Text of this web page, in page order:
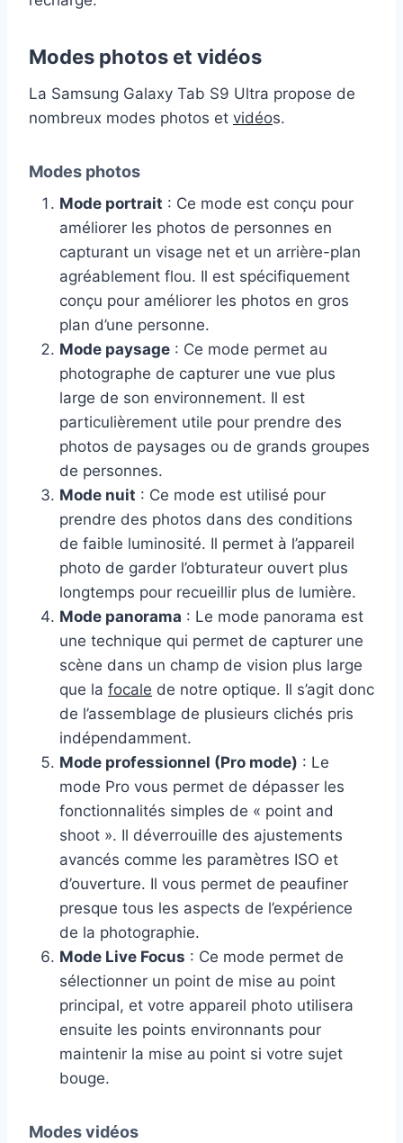
Modes photos et vidéos
La Samsung Galaxy Tab S9 Ultra propose de
nombreux modes photos et vidéos.
Modes photos
Mode portrait : Ce mode est conçu pour
améliorer les photos de personnes en
capturant un visage net et un arrière-plan
agréablement flou. Il est spécifiquement
conçu pour améliorer les photos en gros
plan d’une personne.
Mode paysage : Ce mode permet au
photographe de capturer une vue plus
large de son environnement. Il est
particulièrement utile pour prendre des
photos de paysages ou de grands groupes
de personnes.
Mode nuit : Ce mode est utilisé pour
prendre des photos dans des conditions
de faible luminosité. Il permet à l’appareil
photo de garder l’obturateur ouvert plus
longtemps pour recueillir plus de lumière.
Mode panorama : Le mode panorama est
une technique qui permet de capturer une
scène dans un champ de vision plus large
que la focale de notre optique. Il s’agit donc
de l’assemblage de plusieurs clichés pris
indépendamment.
Mode professionnel (Pro mode) : Le
mode Pro vous permet de dépasser les
fonctionnalités simples de « point and
shoot ». Il déverrouille des ajustements
avancés comme les paramètres ISO et
d’ouverture. Il vous permet de peaufiner
presque tous les aspects de l’expérience
de la photographie.
Mode Live Focus : Ce mode permet de
sélectionner un point de mise au point
principal, et votre appareil photo utilisera
ensuite les points environnants pour
maintenir la mise au point si votre sujet
bouge.
Modes vidéos